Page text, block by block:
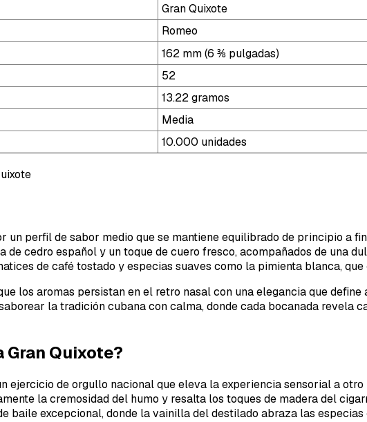
Gran Quixote
Romeo
162 mm (6 ⅜ pulgadas)
52
13.22 gramos
Media
10.000 unidades
un perfil de sabor medio que se mantiene equilibrado de principio a
cedro español y un toque de cuero fresco, acompañados de una
de café tostado y especias suaves como la pimienta blanca,
los aromas persistan en el retro nasal con una elegancia que
la tradición cubana con calma, donde cada bocanada revela
Gran Quixote?
ejercicio de orgullo nacional que eleva la experiencia sensorial a
la cremosidad del humo y resalta los toques de madera del
baile excepcional, donde la vainilla del destilado abraza las